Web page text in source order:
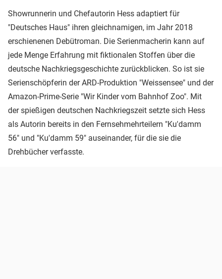
Showrunnerin und Chefautorin Hess adaptiert für
"Deutsches Haus" ihren gleichnamigen, im Jahr 2018
erschienenen Debütroman. Die Serienmacherin kann auf
jede Menge Erfahrung mit fiktionalen Stoffen über die
deutsche Nachkriegsgeschichte zurückblicken. So ist sie
Serienschöpferin der ARD-Produktion "Weissensee" und der
Amazon-Prime-Serie "Wir Kinder vom Bahnhof Zoo". Mit
der spießigen deutschen Nachkriegszeit setzte sich Hess
als Autorin bereits in den Fernsehmehrteilern "Ku'damm
56" und "Ku'damm 59" auseinander, für die sie die
Drehbücher verfasste.